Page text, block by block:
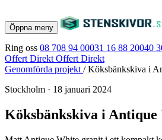
Öppna meny
Ring oss 08 708 94 00031 16 88 20040
Offert Direkt Offert Direkt
Genomförda projekt / Köksbänkskiva i
Stockholm · 18 januari 2024
Köksbänkskiva i Antique